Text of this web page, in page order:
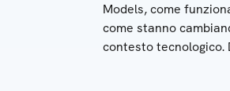
Models, come
come stanno
contesto tecnologico.